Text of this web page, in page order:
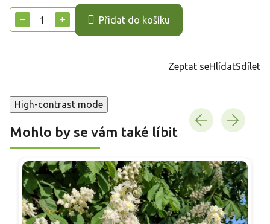
cena:
+
− Přidat do košíku
Zeptat seHlídatSdílet
High-contrast mode
Mohlo by se vám také líbit